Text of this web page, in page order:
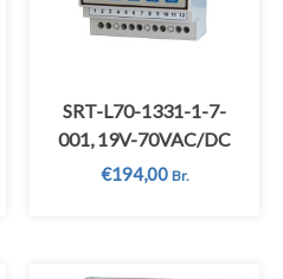
SRT-L70-1331-1-7-
001, 19V-70VAC/DC
€194,00 Br.